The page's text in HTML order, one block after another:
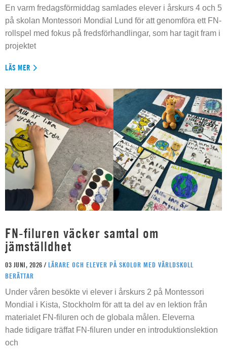
En varm fredagsförmiddag samlades elever i årskurs 4 och 5
på skolan Montessori Mondial Lund för att genomföra ett FN-
rollspel med fokus på fredsförhandlingar, som har tagit fram i
projektet
LÄS MER
FN-filuren väcker samtal om
jämställdhet
03 JUNI, 2026 / LÄRARE OCH ELEVER PÅ SKOLOR MED VÄRLDSKOLL
BERÄTTAR
Under våren besökte vi elever i årskurs 2 på Montessori
Mondial i Kista, Stockholm för att ta del av en lektion från
materialet FN-filuren och de globala målen. Eleverna
hade tidigare träffat FN-filuren under en introduktionslektion
och